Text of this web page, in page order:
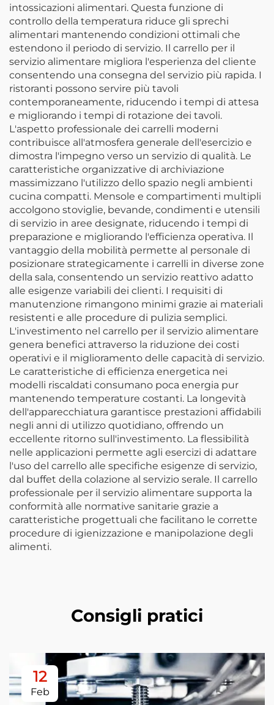
intossicazioni alimentari. Questa funzione di
controllo della temperatura riduce gli sprechi
alimentari mantenendo condizioni ottimali che
estendono il periodo di servizio. Il carrello per il
servizio alimentare migliora l'esperienza del cliente
consentendo una consegna del servizio più rapida. I
ristoranti possono servire più tavoli
contemporaneamente, riducendo i tempi di attesa
e migliorando i tempi di rotazione dei tavoli.
L'aspetto professionale dei carrelli moderni
contribuisce all'atmosfera generale dell'esercizio e
dimostra l'impegno verso un servizio di qualità. Le
caratteristiche organizzative di archiviazione
massimizzano l'utilizzo dello spazio negli ambienti
cucina compatti. Mensole e compartimenti multipli
accolgono stoviglie, bevande, condimenti e utensili
di servizio in aree designate, riducendo i tempi di
preparazione e migliorando l'efficienza operativa. Il
vantaggio della mobilità permette al personale di
posizionare strategicamente i carrelli in diverse zone
della sala, consentendo un servizio reattivo adatto
alle esigenze variabili dei clienti. I requisiti di
manutenzione rimangono minimi grazie ai materiali
resistenti e alle procedure di pulizia semplici.
L'investimento nel carrello per il servizio alimentare
genera benefici attraverso la riduzione dei costi
operativi e il miglioramento delle capacità di servizio.
Le caratteristiche di efficienza energetica nei
modelli riscaldati consumano poca energia pur
mantenendo temperature costanti. La longevità
dell'apparecchiatura garantisce prestazioni affidabili
negli anni di utilizzo quotidiano, offrendo un
eccellente ritorno sull'investimento. La flessibilità
nelle applicazioni permette agli esercizi di adattare
l'uso del carrello alle specifiche esigenze di servizio,
dal buffet della colazione al servizio serale. Il carrello
professionale per il servizio alimentare supporta la
conformità alle normative sanitarie grazie a
caratteristiche progettuali che facilitano le corrette
procedure di igienizzazione e manipolazione degli
alimenti.
Consigli pratici
12
Feb